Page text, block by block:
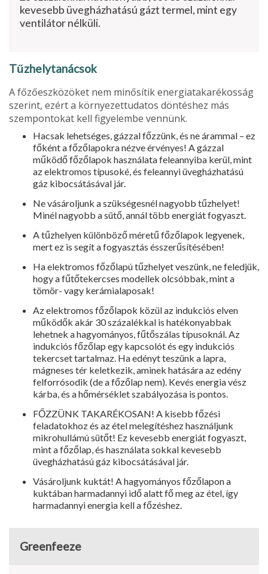
kevesebb üvegházhatású gázt termel, mint egy
ventilátor nélküli.
Tűzhelytanácsok
A főzőeszközöket nem minősítik energiatakarékosság
szerint, ezért a környezettudatos döntéshez más
szempontokat kell figyelem­be vennünk.
Hacsak lehetséges, gázzal főzzünk, és ne árammal – ez
főként a főző­lapokra nézve érvényes! A gázzal
működő főzőlapok használata fele­annyiba kerül, mint
az elektromos típusoké, és feleannyi üvegházhatású
gáz kibocsátásával jár.
Ne vásároljunk a szükségesnél nagyobb tűzhelyet!
Minél nagyobb a sütő, annál több energiát fogyaszt.
A tűzhelyen különböző méretű főzőlapok legyenek,
mert ez is segít a fogyasztás ésszerűsítésében!
Ha elektromos főzőlapú tűzhelyet veszünk, ne feledjük,
hogy a fűtőte­kercses modellek olcsóbbak, mint a
tömör- vagy kerámialaposak!
Az elektromos főzőlapok közül az indukciós elven
működők akár 30 százalékkal is hatékonyabbak
lehetnek a hagyományos, fűtőszálas típusoknál. Az
indukciós főzőlap egy kapcsolót és egy indukciós
teker­cset tartalmaz. Ha edényt teszünk a lapra,
mágneses tér keletkezik, aminek hatására az edény
felforró­sodik (de a főzőlap nem). Kevés energia vész
kárba, és a hőmérsék­let szabályozása is pontos.
FŐZZÜNK TAKARÉKOSAN! A kisebb főzési
feladatokhoz és az étel melegítéshez használjunk
mikrohullámú sütőt! Ez kevesebb energiát fogyaszt,
mint a főzőlap, és használata sokkal kevesebb
üvegház­hatású gáz kibocsátásával jár.
Vásároljunk kuktát! A hagyomá­nyos főzőlapon a
kuktában harmad­annyi idő alatt fő meg az étel, így
harmadannyi energia kell a főzéshez.
Greenfeeze